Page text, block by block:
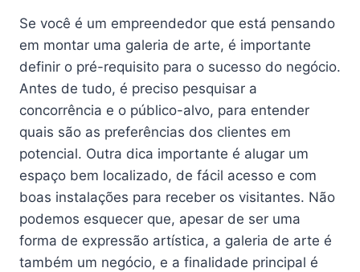
Se você é um empreendedor que está pensando
em montar uma galeria de arte, é importante
definir o pré-requisito para o sucesso do negócio.
Antes de tudo, é preciso pesquisar a
concorrência e o público-alvo, para entender
quais são as preferências dos clientes em
potencial. Outra dica importante é alugar um
espaço bem localizado, de fácil acesso e com
boas instalações para receber os visitantes. Não
podemos esquecer que, apesar de ser uma
forma de expressão artística, a galeria de arte é
também um negócio, e a finalidade principal é